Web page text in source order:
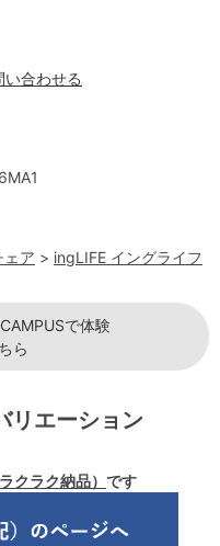
ェア > ingLIFE イングライフ
い合わせる
で体験
ら
リエーション
クラク納品） です